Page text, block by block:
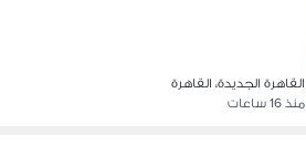
القاهرة الجديدة، القاهرة
منذ 16 ساعات